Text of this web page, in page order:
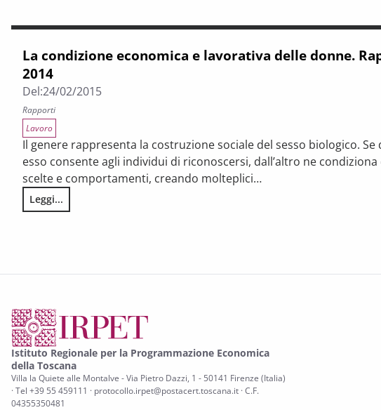
La condizione economica e lavorativa delle donne.
2014
Del:24/02/2015
Rapporti
Lavoro
Il genere rappresenta la costruzione sociale del sesso biologico. Se
esso consente agli individui di riconoscersi, dall’altro ne condiziona
scelte e comportamenti, creando molteplici…
Leggi...
La condizione economica e lavorativa delle donne. Rapporto 2014
Istituto Regionale per la Programmazione Economica
della Toscana
Villa la Quiete alle Montalve - Via Pietro Dazzi, 1 - 50141 Firenze (Italia)
· Tel +39 55 459111 · protocollo.irpet@postacert.toscana.it · C.F.
04355350481